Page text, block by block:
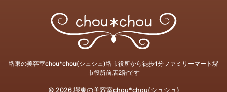
堺東の美容室chou*chou(シュシュ)堺市役所から徒歩1分ファミリーマート堺
市役所前店2階です
© 2026 堺東の美容室chou*chou(シュシュ)